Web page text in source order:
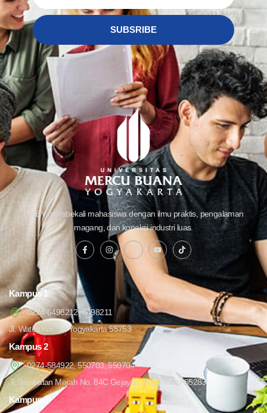
SUBSRIBE
UMBY membekali mahasiswa dengan ilmu praktis, pengalaman
magang, dan koneksi industri luas.
Kampus 1
0274-6498212, 6498211
Jl. Wates Km. 10 Yogyakarta 55753
Kampus 2
0274-584922, 550703, 550704
Jl. Jembatan Merah No. 84C Gejayan, Yogyakarta 55283
Kampus 3